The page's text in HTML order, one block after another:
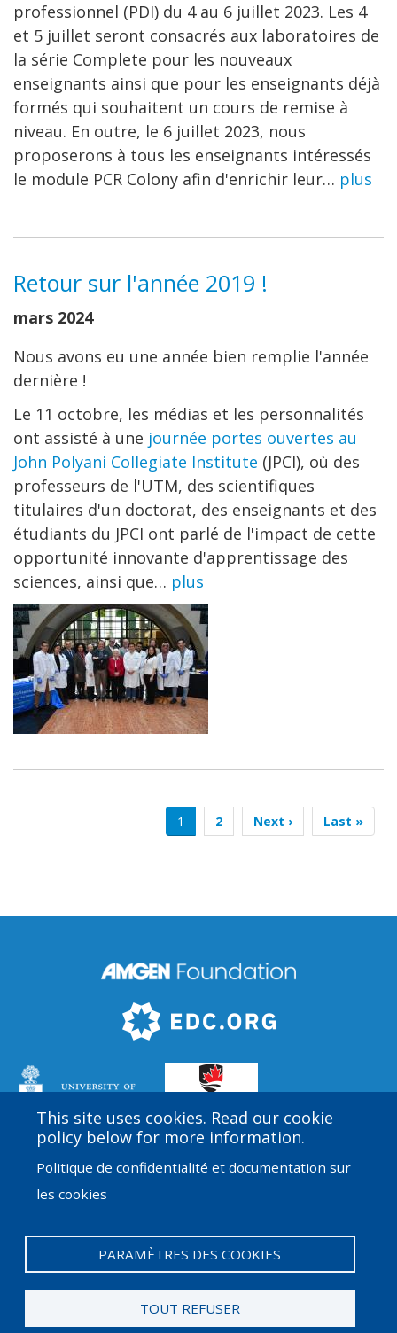
professionnel (PDI) du 4 au 6 juillet 2023. Les 4
et 5 juillet seront consacrés aux laboratoires de
la série Complete pour les nouveaux
enseignants ainsi que pour les enseignants déjà
formés qui souhaitent un cours de remise à
niveau. En outre, le 6 juillet 2023, nous
proposerons à tous les enseignants intéressés
le module PCR Colony afin d'enrichir leur… plus
Retour sur l'année 2019 !
mars 2024
Nous avons eu une année bien remplie l'année
dernière !
Le 11 octobre, les médias et les personnalités
ont assisté à une journée portes ouvertes au
John Polyani Collegiate Institute (JPCI), où des
professeurs de l'UTM, des scientifiques
titulaires d'un doctorat, des enseignants et des
étudiants du JPCI ont parlé de l'impact de cette
opportunité innovante d'apprentissage des
sciences, ainsi que… plus
Page
courante
1 Page
2
Page
suivante
Next ›
Dernière
page
Last »
This site uses cookies. Read our cookie
policy below for more information.
Politique de confidentialité et documentation sur
les cookies
PARAMÈTRES DES COOKIES
TOUT REFUSER
Amgen Biotech Experience est un programme
international financé par la Fondation Amgen avec une
Education Development Center (EDC).
Menu
Admin Log in